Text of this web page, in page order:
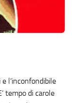
l’inconfondibile
tempo di carole